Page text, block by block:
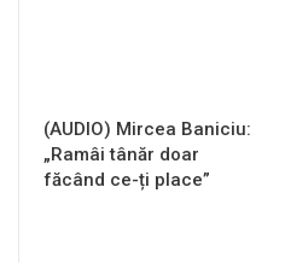
(AUDIO) Mircea Baniciu:
„Ramâi tânăr doar
făcând ce-ți place”